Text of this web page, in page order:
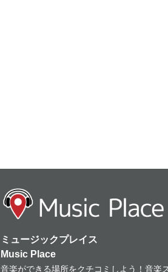
ミュージックプレイス
Music Place
音楽ができる場所をクチコミしよう！音楽